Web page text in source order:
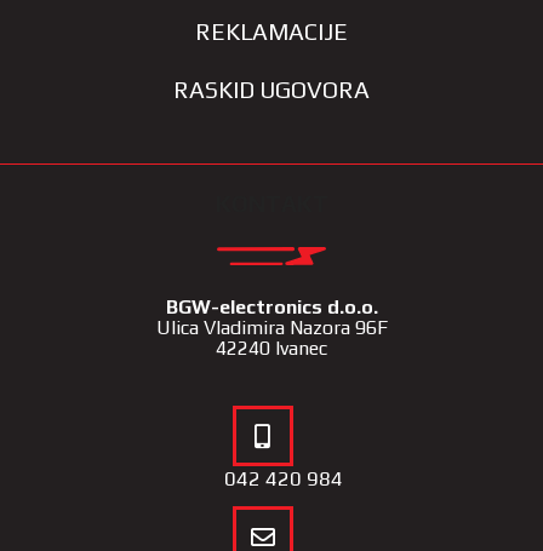
REKLAMACIJE
RASKID UGOVORA
BGW-electronics d.o.o.
Ulica Vladimira Nazora 96F
42240 Ivanec
042 420 984